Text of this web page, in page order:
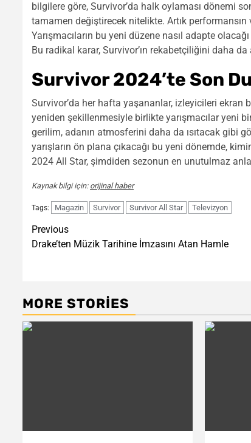
bilgilere göre, Survivor’da halk oylaması dönemi
tamamen değiştirecek nitelikte. Artık
Yarışmacıların bu yeni düzene nasıl adapte
Bu radikal karar, Survivor’ın rekabetçiliğini daha da
Survivor 2024’te Son
Survivor’da her hafta yaşananlar, izleyicileri ekran
yeniden şekillenmesiyle birlikte yarışmacılar yeni
gerilim, adanın atmosferini daha da ısıtacak gibi
yarışların ön plana çıkacağı bu yeni dönemde,
2024 All Star, şimdiden sezonun en unutulmaz
Kaynak bilgi için: orijinal haber
Tags: Magazin Survivor Survivor All Star Televizyon
Post
navigation
Previous
Drake’ten Müzik Tarihine İmzasını Atan Hamle
MORE STORIES